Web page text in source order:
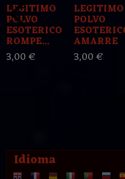
Idioma
LEGITIMO
POLVO
ESOTERICO
ROMPE...
3,00 €
LEGITIMO
POLVO
AMARRE
3,00 €